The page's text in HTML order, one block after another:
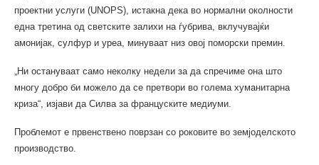
проектни услуги (UNOPS), истакна дека во нормални околности
една третина од светските залихи на ѓубрива, вклучувајќи
амонијак, сулфур и уреа, минуваат низ овој поморски премин.
„Ни остануваат само неколку недели за да спречиме она што
многу добро би можело да се претвори во голема хуманитарна
криза“, изјави да Силва за француските медиуми.
Проблемот е првенствено поврзан со роковите во земјоделското
производство.